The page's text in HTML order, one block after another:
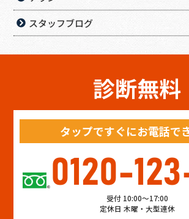
スタッフブログ
診断無料
タップですぐにお電話で
0120-
受付 10:00～17:00
定休日 木曜・大型連休